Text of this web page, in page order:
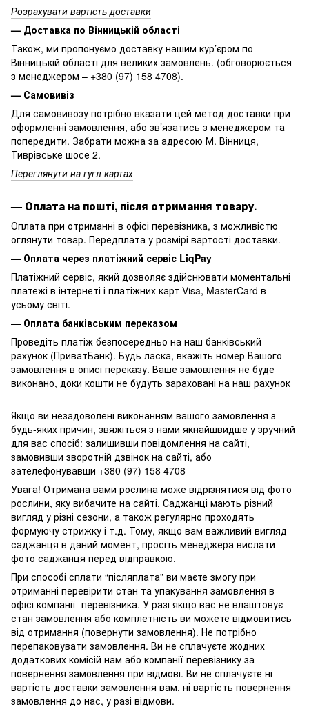
Розрахувати вартість доставки
— Доставка по Вінницькій області
Також, ми пропонуємо доставку нашим кур’єром по
Вінницькій області для великих замовлень. (обговорюється
з менеджером – +380 (97) 158 4708).
— Самовивіз
Для самовивозу потрібно вказати цей метод доставки при
оформленні замовлення, або зв’язатись з менеджером та
попередити. Забрати можна за адресою М. Вінниця,
Тиврівське шосе 2.
Переглянути на гугл картах
— Оплата на пошті, після отримання товару.
Оплата при отриманні в офісі перевізника, з можливістю
оглянути товар. Передплата у розмірі вартості доставки.
— Оплата через платіжний сервіс LiqPay
Платіжний сервіс, який дозволяє здійснювати моментальні
платежі в інтернеті і платіжних карт Visa, MasterCard в
усьому світі.
— Оплата банківським переказом
Проведіть платіж безпосередньо на наш банківський
рахунок (ПриватБанк). Будь ласка, вкажіть номер Вашого
замовлення в описі переказу. Ваше замовлення не буде
виконано, доки кошти не будуть зараховані на наш рахунок
Якщо ви незадоволені виконанням вашого замовлення з
будь-яких причин, звяжіться з нами якнайшвидше у зручний
для вас спосіб: залишивши повідомлення на сайті,
замовивши зворотній дзвінок на сайті, або
зателефонувавши +380 (97) 158 4708
Увага! Отримана вами рослина може відрізнятися від фото
рослини, яку вибачите на сайті. Саджанці мають різний
вигляд у різні сезони, а також регулярно проходять
формуючу стрижку і т.д. Тому, якщо вам важливий вигляд
саджанця в даний момент, просіть менеджера вислати
фото саджанця перед відправкою.
При способі сплати “післяплата” ви маєте змогу при
отриманні перевірити стан та упакування замовлення в
офісі компанії- перевізника. У разі якщо вас не влаштовує
стан замовлення або комплетність ви можете відмовитись
від отримання (повернути замовлення). Не потрібно
перепаковувати замовлення. Ви не сплачуєте жодних
додаткових комісій нам або компанії-перевізнику за
повернення замовлення при відмові. Ви не сплачуєте ні
вартість доставки замовлення вам, ні вартість повернення
замовлення до нас, у разі відмови.